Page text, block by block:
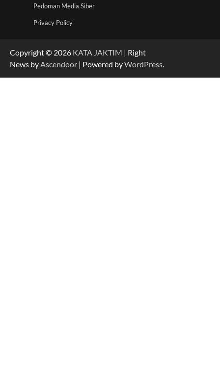
Pedoman Media Siber
Privacy Policy
Copyright © 2026 KATA JAKTIM | Right
News by Ascendoor | Powered byWordPress